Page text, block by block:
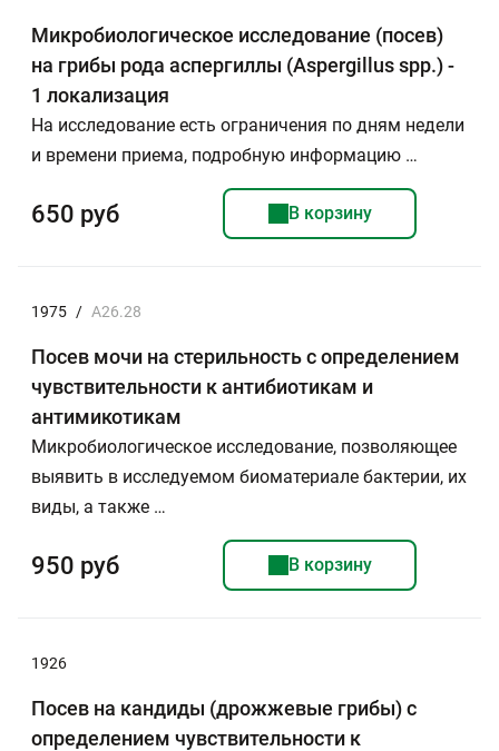
Микробиологическое исследование (посев)
на грибы рода аспергиллы (Aspergillus spp.) -
1 локализация
На исследование есть ограничения по дням недели
и времени приема, подробную информацию …
650 руб В корзину
1975 / А26.28
Посев мочи на стерильность с определением
чувствительности к антибиотикам и
антимикотикам
Микробиологическое исследование, позволяющее
выявить в исследуемом биоматериале бактерии, их
виды, а также …
950 руб В корзину
1926
Посев на кандиды (дрожжевые грибы) с
определением чувствительности к